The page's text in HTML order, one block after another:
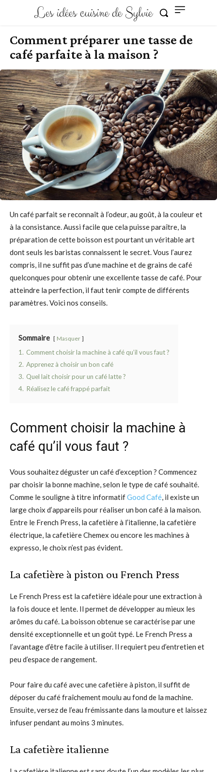
Les idées cuisine de Sylvie
Comment préparer une tasse de
café parfaite à la maison ?
Un café parfait se reconnaît à l’odeur, au goût, à la couleur et
à la consistance. Aussi facile que cela puisse paraître, la
préparation de cette boisson est pourtant un véritable art
dont seuls les baristas connaissent le secret. Vous l’aurez
compris, il ne suffit pas d’une machine et de grains de café
quelconques pour obtenir une excellente tasse de café. Pour
atteindre la perfection, il faut tenir compte de différents
paramètres. Voici nos conseils.
Sommaire Masquer
1. Comment choisir la machine à café qu’il vous faut ?
2. Apprenez à choisir un bon café
3. Quel lait choisir pour un café latte ?
4. Réalisez le café frappé parfait
Comment choisir la machine à
café qu’il vous faut ?
Vous souhaitez déguster un café d’exception ? Commencez
par choisir la bonne machine, selon le type de café souhaité.
Comme le souligne à titre informatifGood Café, il existe un
large choix d’appareils pour réaliser un bon café à la maison.
Entre le French Press, la cafetière à l’italienne, la cafetière
électrique, la cafetière Chemex ou encore les machines à
expresso, le choix n’est pas évident.
La cafetière à piston ou French Press
Le French Press est la cafetière idéale pour une extraction à
la fois douce et lente. Il permet de développer au mieux les
arômes du café. La boisson obtenue se caractérise par une
densité exceptionnelle et un goût typé. Le French Press a
l’avantage d’être facile à utiliser. Il requiert peu d’entretien et
peu d’espace de rangement.
Pour faire du café avec une cafetière à piston, il suffit de
déposer du café fraîchement moulu au fond de la machine.
Ensuite, versez de l’eau frémissante dans la mouture et laissez
infuser pendant au moins 3 minutes.
La cafetière italienne